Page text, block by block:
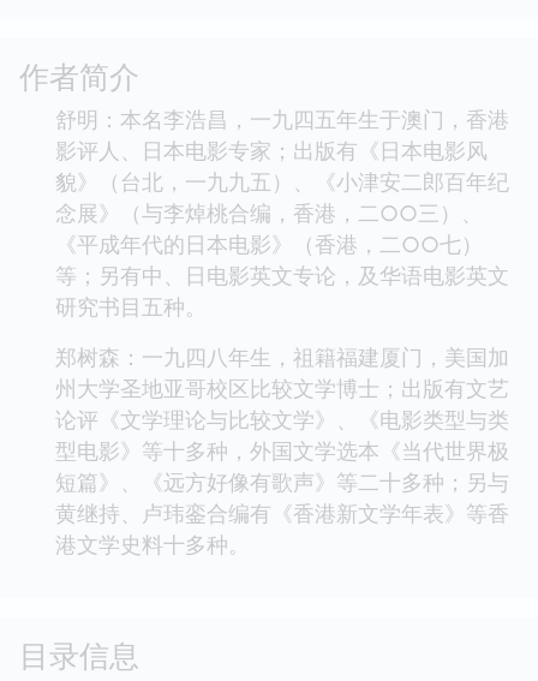
作者简介
舒明：本名李浩昌，一九四五年生于澳门，香港
影评人、日本电影专家；出版有《日本电影风
貌》（台北，一九九五）、《小津安二郎百年纪
念展》（与李焯桃合编，香港，二○○三）、
《平成年代的日本电影》（香港，二○○七）
等；另有中、日电影英文专论，及华语电影英文
研究书目五种。
郑树森：一九四八年生，祖籍福建厦门，美国加
州大学圣地亚哥校区比较文学博士；出版有文艺
论评《文学理论与比较文学》、《电影类型与类
型电影》等十多种，外国文学选本《当代世界极
短篇》、《远方好像有歌声》等二十多种；另与
黄继持、卢玮銮合编有《香港新文学年表》等香
港文学史料十多种。
目录信息